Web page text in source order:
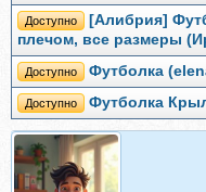
Доступно
[Алибрия]
плечом, все размеры
Доступно Футболка
Доступно Футболка